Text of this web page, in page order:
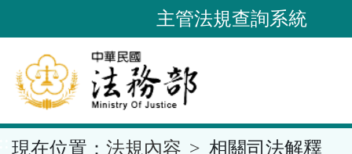
到
要
內
容
區
主管法規查詢系統
現在位置： 法規內容 相關司法解釋